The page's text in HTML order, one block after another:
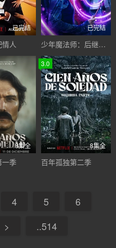
已完结
人
已完结
少年魔法师：后继者第三季
8集全
一季
3.0
8集全
百年孤独第二季
4 5
6
> ..514